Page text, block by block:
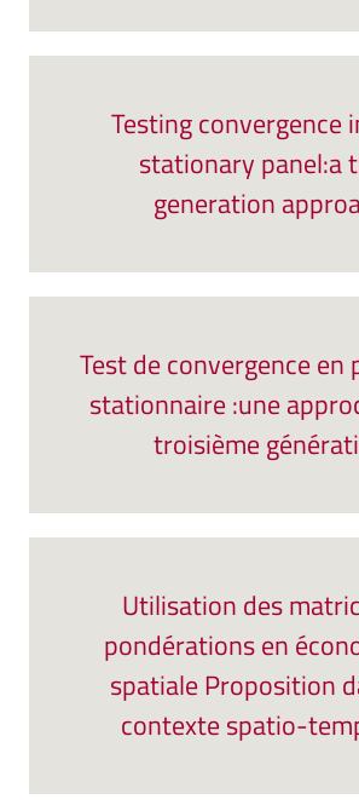
Testing convergence
stationary panel:a
generation
Test de convergence en
stationnaire :une
troisième
Utilisation des
pondérations en
spatiale Proposition
contexte spatio-